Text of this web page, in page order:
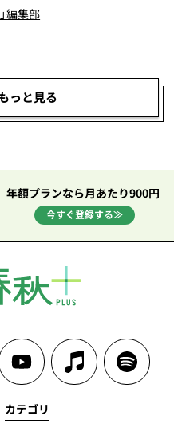
編集部
っと見る
年額プランなら月あたり900円
今すぐ登録する≫
カテゴリ